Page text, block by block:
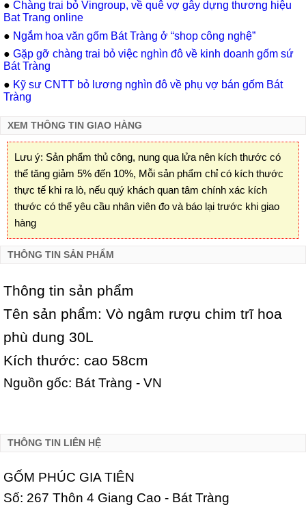
● Chàng trai bỏ Vingroup, về quê vợ gây dựng thương hiệu
Bat Trang online
● Ngắm hoa văn gốm Bát Tràng ở “shop công nghệ”
● Gặp gỡ chàng trai bỏ việc nghìn đô về kinh doanh gốm sứ
Bát Tràng
● Kỹ sư CNTT bỏ lương nghìn đô về phụ vợ bán gốm Bát
Tràng
XEM THÔNG TIN GIAO HÀNG
Lưu ý: Sản phẩm thủ công, nung qua lửa nên kích thước có
thể tăng giảm 5% đến 10%, Mỗi sản phẩm chỉ có kích thước
thực tế khi ra lò, nếu quý khách quan tâm chính xác kích
thước có thể yêu cầu nhân viên đo và báo lại trước khi giao
hàng
THÔNG TIN SẢN PHẨM
Thông tin sản phẩm
Tên sản phẩm: Vò ngâm rượu chim trĩ hoa
phù dung 30L
Kích thước: cao 58cm
Nguồn gốc: Bát Tràng - VN
THÔNG TIN LIÊN HỆ
GỐM PHÚC GIA TIÊN
Số: 267 Thôn 4 Giang Cao - Bát Tràng